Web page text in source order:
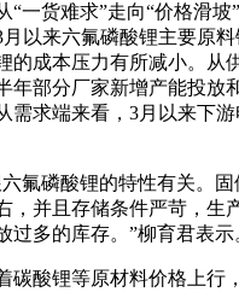
货难求”走向“价格滑坡
以来六氟磷酸锂主要原
的成本压力有所减小。从
年部分厂家新增产能投放
需求端来看，3月以来下
氟磷酸锂的特性有关。固
，并且存储条件严苛，生
过多的库存。”柳育君表示
酸锂等原材料价格上行